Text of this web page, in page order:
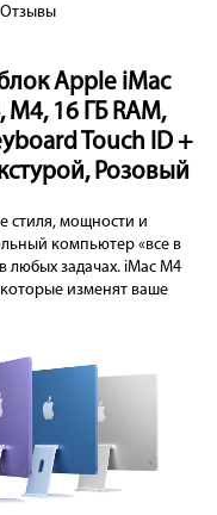
Отзывы
Apple iMac
16 ГБ RAM,
Touch ID +
Розовый
стиля, мощности и
компьютер «все в
задачах. iMac M4
изменят ваше